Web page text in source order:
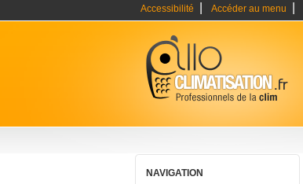
Accessibilité Accéder au menu
NAVIGATION